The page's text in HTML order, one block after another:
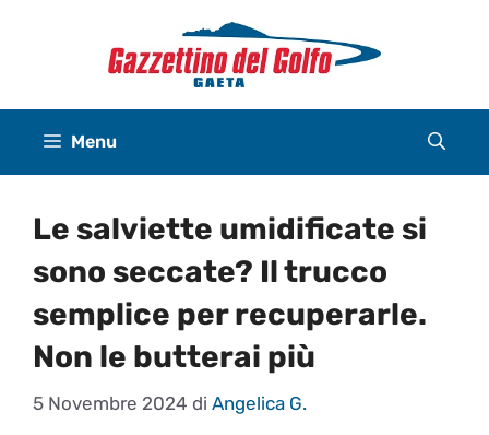
Menu
Le salviette umidificate si
sono seccate? Il trucco
semplice per recuperarle.
Non le butterai più
5 Novembre 2024 di Angelica G.